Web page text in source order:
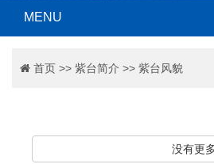
MENU
首页 >> 紫台简介 >> 紫台风貌
没有更